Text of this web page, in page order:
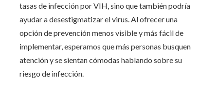
tasas de infección por VIH, sino que también podría
ayudar a desestigmatizar el virus. Al ofrecer una
opción de prevención menos visible y más fácil de
implementar, esperamos que más personas busquen
atención y se sientan cómodas hablando sobre su
riesgo de infección.